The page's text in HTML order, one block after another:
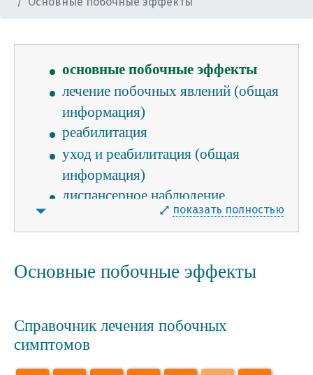
вопросы которые нужно задать
симптоматическая терапия
основные побочные эффекты
лечение побочных явлений (общая
информация)
реабилитация
уход и реабилитация (общая
информация)
диспансерное наблюдение
факторы , снижающие риск рака
яичников
информация)
показать полностью
Основные побочные эффекты
Справочник лечения побочных
симптомов